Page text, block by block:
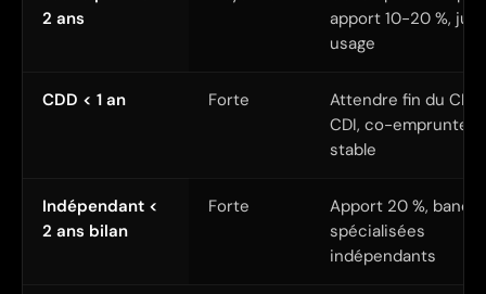
2 ans
apport 10-20 %,
usage
CDD < 1 an Forte
Attendre fin du
CDI, co-emprunteur
stable
Indépendant <
2 ans bilan
Forte
Apport 20 %,
spécialisées
indépendants